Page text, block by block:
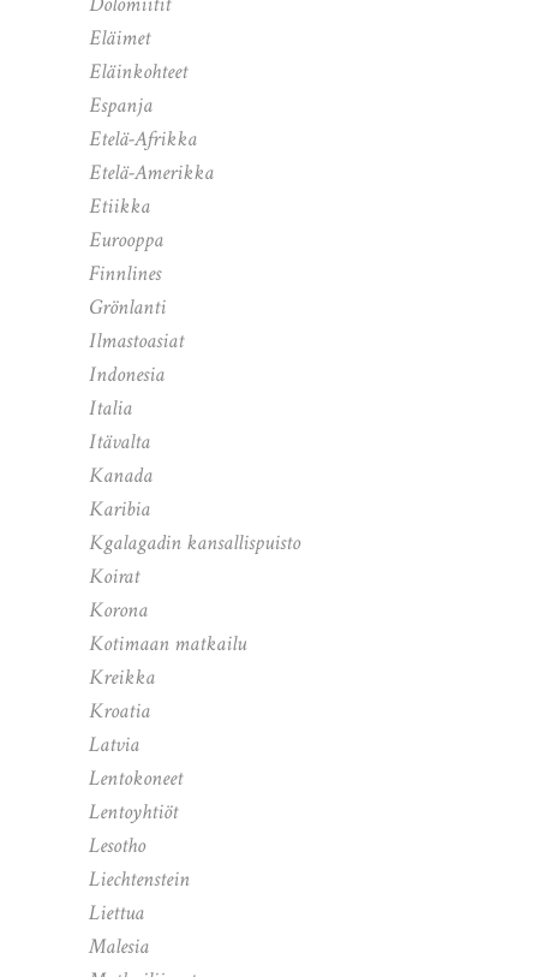
Eläimet
Eläinkohteet
Espanja
Etelä-Afrikka
Etelä-Amerikka
Etiikka
Eurooppa
Finnlines
Grönlanti
Ilmastoasiat
Indonesia
Italia
Itävalta
Kanada
Karibia
Kgalagadin kansallispuisto
Koirat
Korona
Kotimaan matkailu
Kreikka
Kroatia
Latvia
Lentokoneet
Lentoyhtiöt
Lesotho
Liechtenstein
Liettua
Malesia